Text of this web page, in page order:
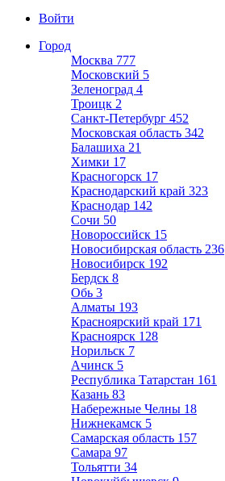
Войти
Город
Москва 777
Московский 5
Зеленоград 4
Троицк 2
Санкт-Петербург 452
Московская область 342
Балашиха 21
Химки 17
Красногорск 17
Краснодарский край 323
Краснодар 142
Сочи 50
Новороссийск 15
Новосибирская область 236
Новосибирск 192
Бердск 8
Обь 3
Алматы 193
Красноярский край 171
Красноярск 128
Норильск 7
Ачинск 5
Республика Татарстан 161
Казань 83
Набережные Челны 18
Нижнекамск 5
Самарская область 157
Самара 97
Тольятти 34